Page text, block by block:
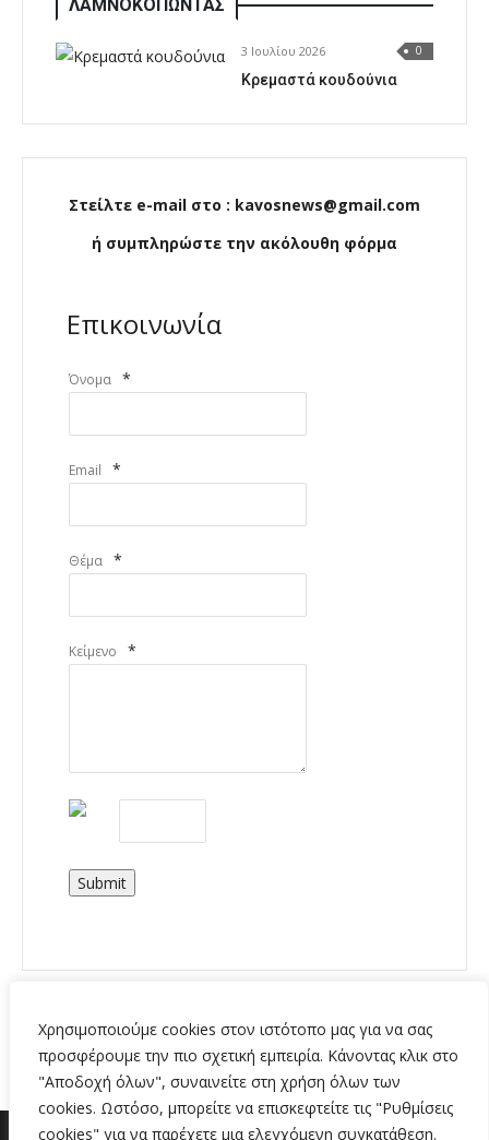
Χρησιμοποιούμε cookies στον ιστότοπο μας για να σας
προσφέρουμε την πιο σχετική εμπειρία. Κάνοντας κλικ στο
"Αποδοχή όλων", συναινείτε στη χρήση όλων των
cookies. Ωστόσο, μπορείτε να επισκεφτείτε τις "Ρυθμίσεις
cookies" για να παρέχετε μια ελεγχόμενη συγκατάθεση.
ΛΑΜΝΟΚΟΠΩΝΤΑΣ
3 Ιουλίου 2026 0
Κρεμαστά κουδούνια
Στείλτε e-mail στο : kavosnews@gmail.com
ή συμπληρώστε την ακόλουθη φόρμα
Επικοινωνία
Όνομα *
Email *
Θέμα *
Κείμενο *
Submit